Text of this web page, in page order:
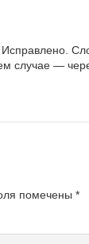
случае —
помечены*